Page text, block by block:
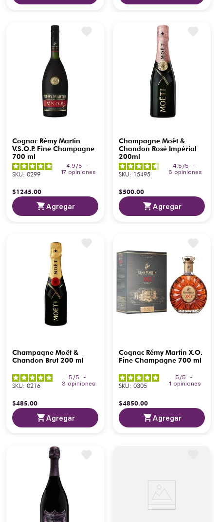
Cognac Rémy Martin
V.S.O.P. Fine Champagne
700 ml
4.9 /5
-
17 opiniones
SKU: 0299
$1245.00
Agregar
Champagne Moët &
Chandon Rosé Impérial
200ml
4.5 /5
-
6 opiniones
SKU: 15495
$500.00
Agregar
Champagne Moët &
Chandon Brut 200 ml
5 /5
-
3 opiniones
SKU: 0216
$485.00
Agregar
Cognac Rémy Martin X.O.
Fine Champagne 700 ml
5 /5
-
1 opiniones
SKU: 0305
$4850.00
Agregar